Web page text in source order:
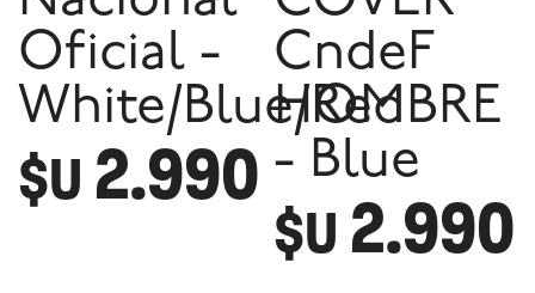
Oficial -
White/Blue/Red
$U 2.990
CndeF
HOMBRE
- Blue
$U 2.990